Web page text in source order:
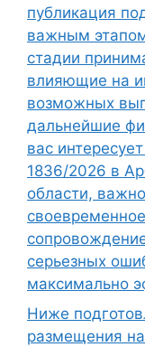
публикация
важным
стадии
влияющие на
возможных
дальнейшие
вас
1836/2026 в
области,
серьезных
максимально
Ниже
размещения